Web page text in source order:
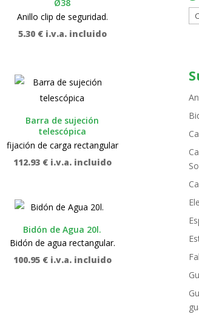
Ø38
Anillo clip de seguridad.
5.30 € i.v.a. incluido
Barra de sujeción
telescópica
fijación de carga rectangular
112.93 € i.v.a. incluido
Bidón de Agua 20l.
Bidón de agua rectangular.
100.95 € i.v.a. incluido